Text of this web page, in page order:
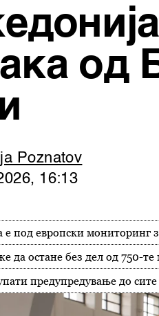
од
Poznatov
16:13
е под европски мониторинг
да остане без дел од 750-
предупредување до